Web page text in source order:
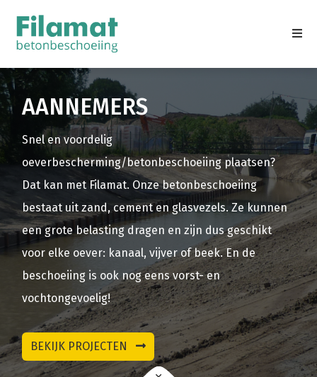
AANNEMERS
Snel en voordelig
oeverbescherming/betonbeschoeiing plaatsen?
Dat kan met Filamat. Onze betonbeschoeiing
bestaat uit zand, cement en glasvezels. Ze kunnen
een grote belasting dragen en zijn dus geschikt
voor elke oever: kanaal, vijver of beek. En de
beschoeiing is ook nog eens vorst- en
vochtongevoelig!
BEKIJK PROJECTEN